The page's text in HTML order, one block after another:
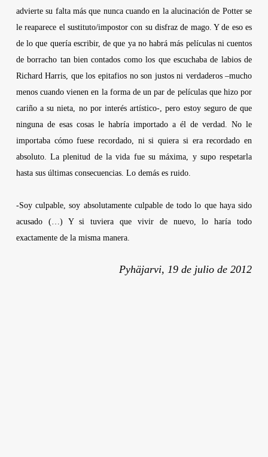
advierte su falta más que nunca cuando en la alucinación de Potter se
le reaparece el sustituto/impostor con su disfraz de mago. Y de eso es
de lo que quería escribir, de que ya no habrá más películas ni cuentos
de borracho tan bien contados como los que escuchaba de labios de
Richard Harris , que los epitafios no son justos ni verdaderos –mucho
menos cuando vienen en la forma de un par de películas que hizo por
cariño a su nieta, no por interés artístico-, pero estoy seguro de que
ninguna de esas cosas le habría importado a él de verdad. No le
importaba cómo fuese recordado, ni si quiera si era recordado en
absoluto. La plenitud de la vida fue su máxima, y supo respetarla
hasta sus últimas consecuencias. Lo demás es ruido.
-Soy culpable, soy absolutamente culpable de todo lo que haya sido
acusado (…) Y si tuviera que vivir de nuevo, lo haría todo
exactamente de la misma manera.
Pyhäjarvi, 19 de julio de 2012